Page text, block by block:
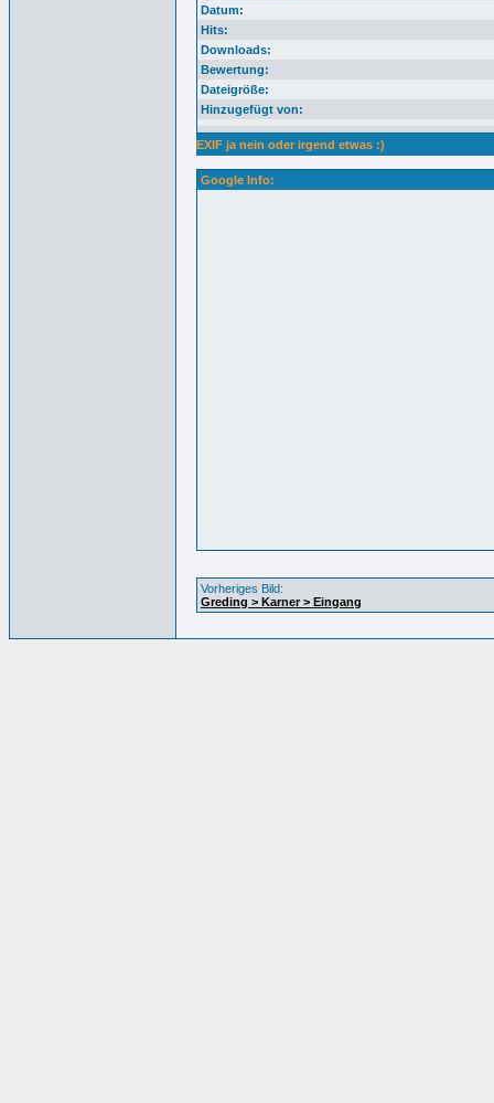
Datum:
Hits:
Downloads:
Bewertung:
Dateigröße:
Hinzugefügt von:
EXIF ja nein oder irgend etwas :)
Google Info:
Vorheriges Bild:
Greding > Karner > Eingang